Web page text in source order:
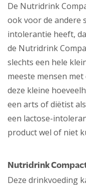
De Nutridrink
ook voor de andere
intolerantie heeft,
de Nutridrink
slechts een hele
meeste mensen
deze kleine
een arts of diëtist
een lactose-
product wel of niet
Nutridrink
Deze drinkvoeding